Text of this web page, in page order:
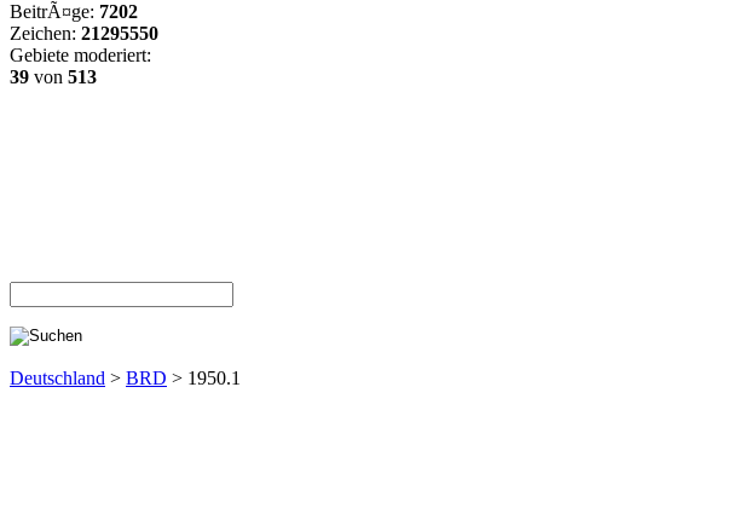
BeitrÃ¤ge: 7202
Zeichen: 21295550
Gebiete moderiert:
39 von 513
Deutschland > BRD > 1950.1